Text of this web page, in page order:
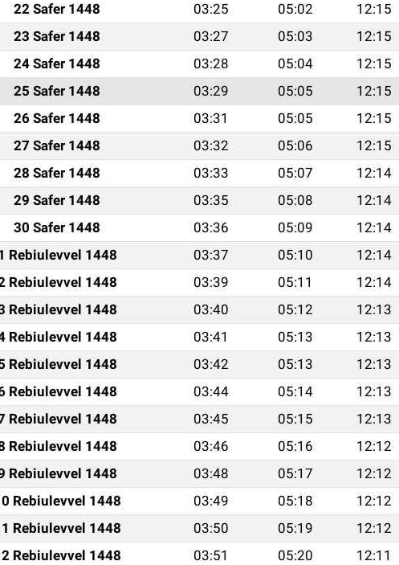
22 Safer 1448 03:25 05:02 12:15
23 Safer 1448 03:27 05:03 12:15
24 Safer 1448 03:28 05:04 12:15
25 Safer 1448 03:29 05:05 12:15
26 Safer 1448 03:31 05:05 12:15
27 Safer 1448 03:32 05:06 12:15
28 Safer 1448 03:33 05:07 12:14
29 Safer 1448 03:35 05:08 12:14
30 Safer 1448 03:36 05:09 12:14
Rebiulevvel 1448 03:37 05:10 12:14
Rebiulevvel 1448 03:39 05:11 12:14
Rebiulevvel 1448 03:40 05:12 12:13
Rebiulevvel 1448 03:41 05:13 12:13
Rebiulevvel 1448 03:42 05:13 12:13
Rebiulevvel 1448 03:44 05:14 12:13
Rebiulevvel 1448 03:45 05:15 12:13
Rebiulevvel 1448 03:46 05:16 12:12
Rebiulevvel 1448 03:48 05:17 12:12
Rebiulevvel 1448 03:49 05:18 12:12
Rebiulevvel 1448 03:50 05:19 12:12
Rebiulevvel 1448 03:51 05:20 12:11